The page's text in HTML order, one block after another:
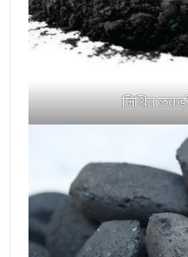
मिश्रित